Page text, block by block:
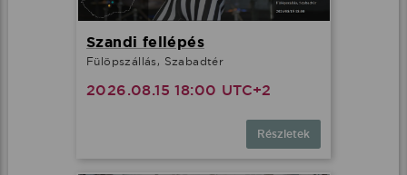
Szandi fellépés
Fülöpszállás, Szabadtér
2026.08.15 18:00 UTC+2
Részletek